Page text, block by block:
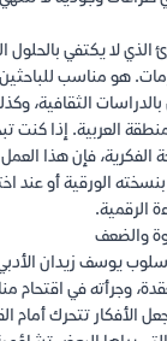
الذي لا يكتفي
هو مناسب
الثقافية،
العربية. إذا كنت
الفكرية، فإن هذا
الورقية أو عند
الرقمية.
والضعف
يوسف زيدان الأدبي
وجرأته في اقتحام
الأفكار تتحرك أمام